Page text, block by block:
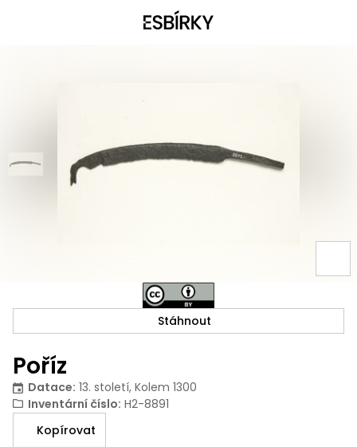
Poříz
Datace: 13. století, Kolem 1300
Inventární číslo: H2-8891
Kopírovat
Stáhnout